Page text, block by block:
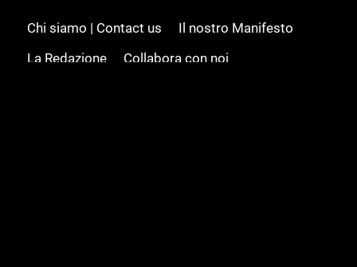
Chi siamo | Contact us
Il nostro Manifesto
La Redazione
Collabora con noi